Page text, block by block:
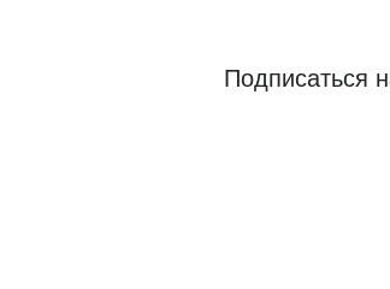
Подписаться